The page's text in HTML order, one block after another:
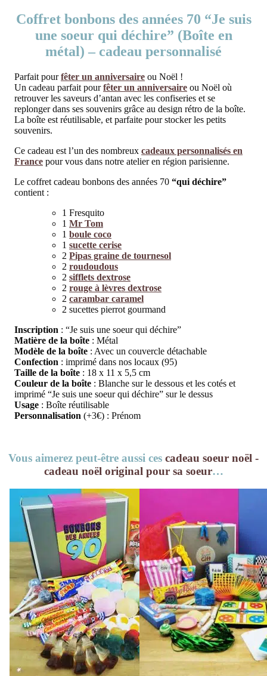
Coffret bonbons des années 70 “Je suis
une soeur qui déchire” (Boîte en
métal) – cadeau personnalisé
Parfait pourfêter un anniversaire ou Noël !
Un cadeau parfait pourfêter un anniversaire ou Noël où
retrouver les saveurs d’antan avec les confiseries et se
replonger dans ses souvenirs grâce au design rétro de la boîte.
La boîte est réutilisable, et parfaite pour stocker les petits
souvenirs.
Ce cadeau est l’un des nombreux cadeaux personnalisés en
France pour vous dans notre atelier en région parisienne.
Le coffret cadeau bonbons des années 70 “qui déchire”
contient :
1 Fresquito
1 Mr Tom
1 boule coco
1 sucette cerise
2 Pipas graine de tournesol
2 roudoudous
2 sifflets dextrose
2 rouge à lèvres dextrose
2 carambar caramel
2 sucettes pierrot gourmand
Inscription : “Je suis une soeur qui déchire”
Matière de la boîte : Métal
Modèle de la boîte : Avec un couvercle détachable
Confection : imprimé dans nos locaux (95)
Taille de la boîte : 18 x 11 x 5,5 cm
Couleur de la boîte : Blanche sur le dessous et les cotés et
imprimé “Je suis une soeur qui déchire” sur le dessus
Usage : Boîte réutilisable
Personnalisation (+3€) : Prénom
Vous aimerez peut-être aussi ces cadeau soeur noël -
cadeau noël original pour sa soeur…